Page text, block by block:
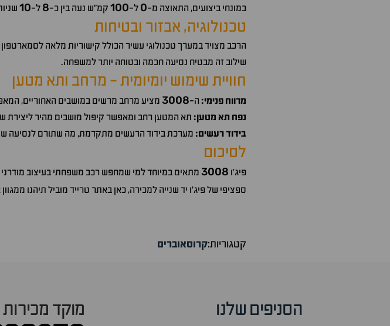
במונחי ביצועים, התאוצה מ-0 ל-100 קמ"ש נעה בין כ-8 ל-10
טכנולוגיה, אבזור ובטיחות
הרכב מצויד במערך טכנולוגי עשיר הכולל קישוריות מלאה
שילוב זה מבטיח נסיעה חכמה ובטוחה יותר למשפחה.
חוויית שימוש יומיומית - מרחב ותא מטען
מרווח פנימי: ה-3008 מציע מרחב מרשים במושבים האחוריים,
נפח תא מטען: תא המטען רחב ומאפשר קיפול מושבים מהיר ליצירת
בידוד רעשים: מערכת בידוד הרעשים מתקדמת, מה שתורם לנסיעה
לסיכום
פיג'ו 3008 מתאים במיוחד למי שמחפש רכב משפחתי בעיצוב מודרני
ספציפי של פיג'ו יד שנייה למכירה, כאן באתר טרייד מוביל תיהנו
קטגוריות:קרוסאוברים
הסניפים שלנו מוקד מכירות